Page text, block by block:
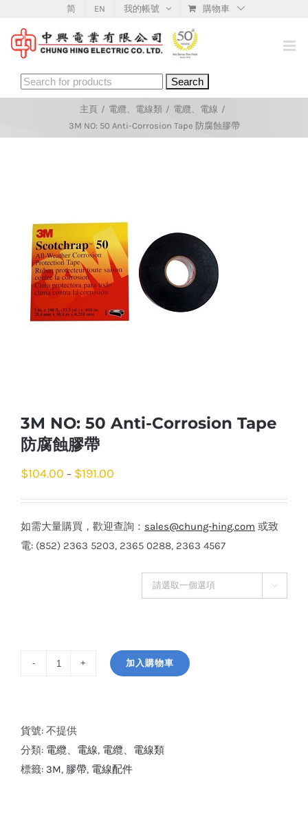
content
简 EN 我的帳號 購物車
Search
for:
主頁 / 電纜、電線類 / 電纜、電線 /
3M NO: 50 Anti-Corrosion Tape 防腐蝕膠帶
3M NO: 50 Anti-Corrosion Tape
防腐蝕膠帶
$104.00 – $191.00
如需大量購買，歡迎查詢： sales@chung-hing.com 或致
電: (852) 2363 5203, 2365 0288, 2363 4567

Anti-
Corrosion
Tape
加入購物車
貨號: 不提供
分類: 電纜、電線, 電纜、電線類
標籤: 3M, 膠帶, 電線配件